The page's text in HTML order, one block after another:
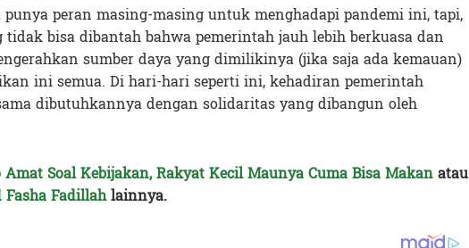
peran masing-masing untuk menghadapi pandemi ini, tapi,
tidak bisa dibantah bahwa pemerintah jauh lebih berkuasa dan
sumber daya yang dimilikinya (jika saja ada kemauan)
ini semua. Di hari-hari seperti ini, kehadiran pemerintah
dibutuhkannya dengan solidaritas yang dibangun oleh
Amat Soal Kebijakan, Rakyat Kecil Maunya Cuma Bisa Makanatau
Fadillahlainnya.